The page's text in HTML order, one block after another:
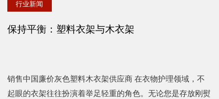
行业新闻
保持平衡：塑料衣架与木衣架
销售中国廉价灰色塑料木衣架供应商 在衣物护理领域，不
起眼的衣架往往扮演着举足轻重的角色。无论您是存放刚熨